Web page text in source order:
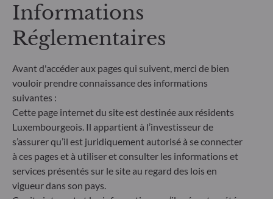
Features
04.08.2025
Date création de la part
11.08.2025
Indicateur de référence
N/A
Informations
Réglementaires
Avant d'accéder aux pages qui suivent, merci de bien
vouloir prendre connaissance des informations
suivantes :
Cette page internet du site est destinée aux résidents
Luxembourgeois. Il appartient à l’investisseur de
s’assurer qu’il est juridiquement autorisé à se connecter
à ces pages et à utiliser et consulter les informations et
services présentés sur le site au regard des lois en
vigueur dans son pays.